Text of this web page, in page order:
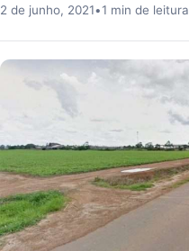
2 de junho, 2021•1 min de leitura